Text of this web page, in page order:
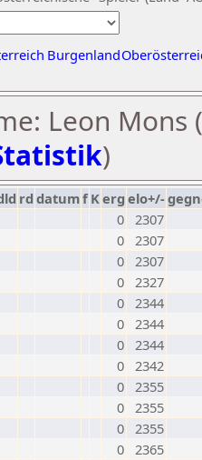
Burgenland
Leon Mons (
)
rd datumf Kerg elo+/-
0 2307
0 2307
0 2307
0 2327
0 2344
0 2344
0 2344
0 2342
0 2355
0 2355
0 2355
0 2365